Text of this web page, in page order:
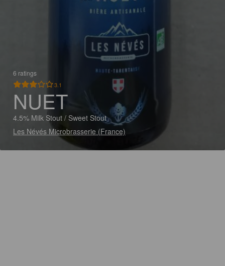
6 ratings
3.1
NUET
4.5% Milk Stout / Sweet Stout
Les Névés Microbrasserie (France)